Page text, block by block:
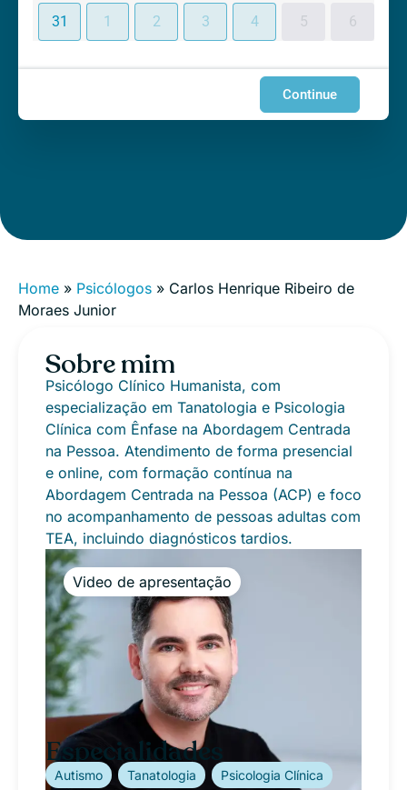
31 1 2 3 4 5 6
Continue
Home » Psicólogos » Carlos Henrique Ribeiro de
Moraes Junior
Sobre mim
Psicólogo Clínico Humanista, com
especialização em Tanatologia e Psicologia
Clínica com Ênfase na Abordagem Centrada
na Pessoa. Atendimento de forma presencial
e online, com formação contínua na
Abordagem Centrada na Pessoa (ACP) e foco
no acompanhamento de pessoas adultas com
TEA, incluindo diagnósticos tardios.
Especialidades
Autismo Tanatologia Psicologia Clínica